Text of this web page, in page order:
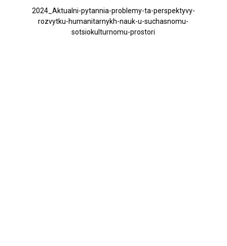
2024_Aktualni-pytannia-problemy-ta-perspektyvy-
rozvytku-humanitarnykh-nauk-u-suchasnomu-
sotsiokulturnomu-prostori